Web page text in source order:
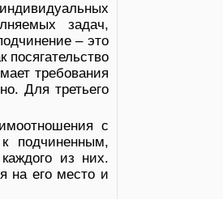
задач,
– это
требования
Для третьего
с
подчиненным,
из них.
на его место и